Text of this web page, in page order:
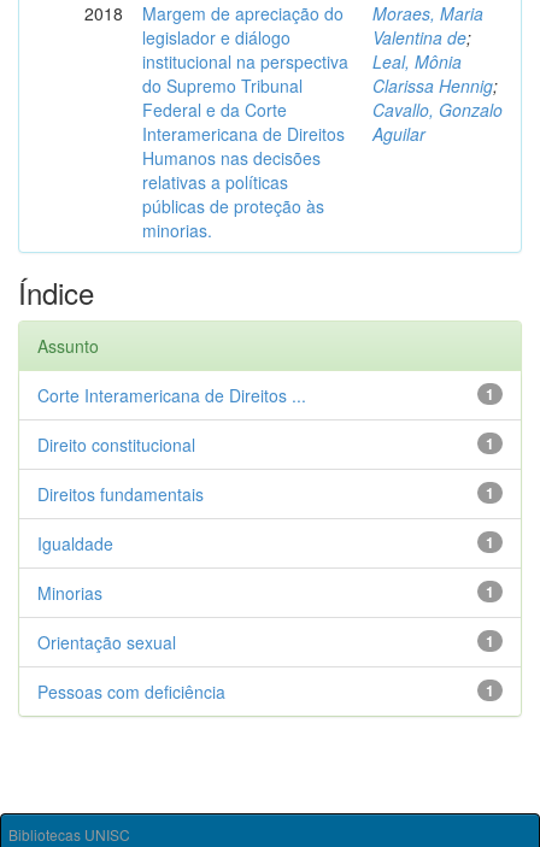
2018
Margem de apreciação do
legislador e diálogo
institucional na perspectiva
do Supremo Tribunal
Federal e da Corte
Interamericana de Direitos
Humanos nas decisões
relativas a políticas
públicas de proteção às
minorias.
Moraes, Maria
Valentina de;
Leal, Mônia
Clarissa Hennig;
Cavallo, Gonzalo
Aguilar
Índice
Assunto
1
Corte Interamericana de Direitos ...
1
Direito constitucional
1
Direitos fundamentais
1
Igualdade
1
Minorias
1
Orientação sexual
1
Pessoas com deficiência
Bibliotecas UNISC